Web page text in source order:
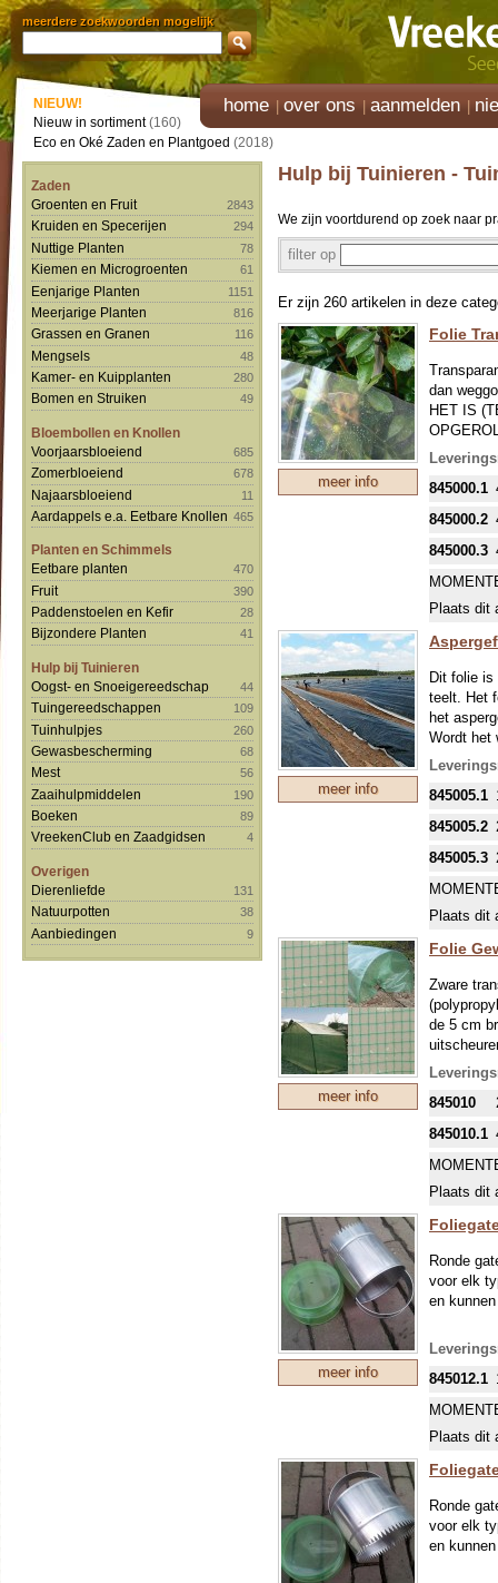
meerdere zoekwoorden mogelijk
home over ons aanmelden
NIEUW!
Nieuw in sortiment(160)
Eco en Oké Zaden en Plantgoed (2018)
Zaden
Groenten en Fruit
2843
Kruiden en Specerijen 294
Nuttige Planten 78
Kiemen en Microgroenten 61
Eenjarige Planten 1151
Meerjarige Planten 816
Grassen en Granen 116
Mengsels 48
Kamer- en Kuipplanten 280
Bomen en Struiken 49
Bloembollen en Knollen
Voorjaarsbloeiend
685
Zomerbloeiend 678
Najaarsbloeiend 11
Aardappels e.a. Eetbare Knollen 465
Planten en Schimmels
Eetbare planten
470
Fruit 390
Paddenstoelen en Kefir 28
Bijzondere Planten 41
Hulp bij Tuinieren
Oogst- en Snoeigereedschap
44
Tuingereedschappen 109
Tuinhulpjes 260
Gewasbescherming 68
Mest 56
Zaaihulpmiddelen 190
Boeken 89
VreekenClub en Zaadgidsen 4
Overigen
Dierenliefde
131
Natuurpotten 38
Aanbiedingen 9
Hulp bij Tuinieren -
We zijn voortdurend op zoek naar
filter op
Er zijn 260 artikelen in deze
meer info
Folie
dan
HET IS
EEN
845000.1
845000.2
845000.3
Plaats dit
meer info
Dit folie is
teelt. Het
het
Wordt het
zijde
De
grond te
HET IS
EEN
845005.1
845005.2
845005.3
Plaats dit
meer info
Folie
Zware
de 5 cm
weefsel
845010
845010.1
Plaats dit
meer info
Ronde
voor elk
en
845012.1
Plaats dit
Ronde
voor elk
en